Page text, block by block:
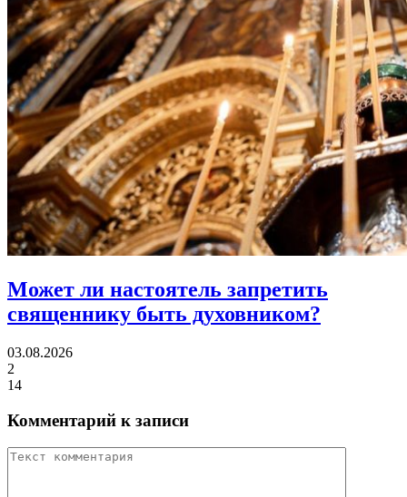
Может ли настоятель запретить
священнику быть духовником?
03.08.2026
2
14
Комментарий к записи